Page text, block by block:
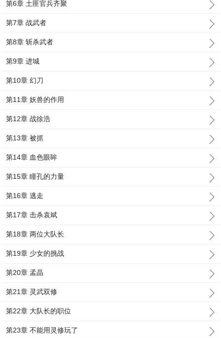
第6章 土匪官兵齐聚
第7章 战武者
第8章 斩杀武者
第9章 进城
第10章 幻刀
第11章 妖兽的作用
第12章 战徐浩
第13章 被抓
第14章 血色眼眸
第15章 瞳孔的力量
第16章 逃走
第17章 击杀袁斌
第18章 两位大队长
第19章 少女的挑战
第20章 孟晶
第21章 灵武双修
第22章 大队长的职位
第23章 不能用灵修玩了